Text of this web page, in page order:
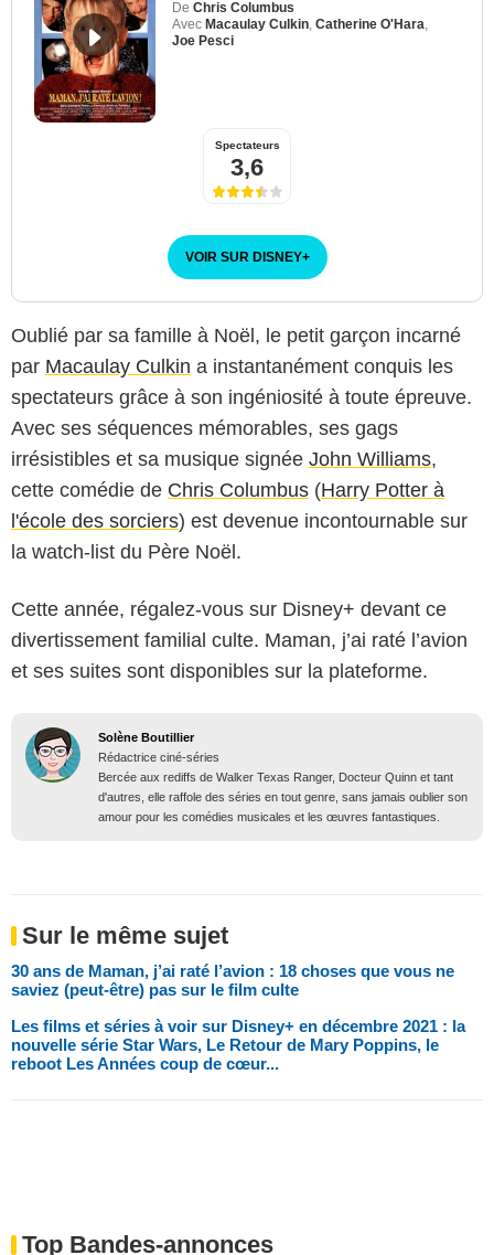
De Chris Columbus
Avec Macaulay Culkin, Catherine O'Hara,
Joe Pesci
Spectateurs
3,6
VOIR SUR DISNEY+
Oublié par sa famille à Noël, le petit garçon incarné
par Macaulay Culkin a instantanément conquis les
spectateurs grâce à son ingéniosité à toute épreuve.
Avec ses séquences mémorables, ses gags
irrésistibles et sa musique signée John Williams,
cette comédie de Chris Columbus (Harry Potter à
l'école des sorciers) est devenue incontournable sur
la watch-list du Père Noël.
Cette année, régalez-vous sur Disney+ devant ce
divertissement familial culte. Maman, j’ai raté l’avion
et ses suites sont disponibles sur la plateforme.
Solène Boutillier
Rédactrice ciné-séries
Bercée aux rediffs de Walker Texas Ranger, Docteur Quinn et tant
d'autres, elle raffole des séries en tout genre, sans jamais oublier son
amour pour les comédies musicales et les œuvres fantastiques.
Sur le même sujet
30 ans de Maman, j’ai raté l’avion : 18 choses que vous ne
saviez (peut-être) pas sur le film culte
Les films et séries à voir sur Disney+ en décembre 2021 : la
nouvelle série Star Wars, Le Retour de Mary Poppins, le
reboot Les Années coup de cœur...
Top Bandes-annonces